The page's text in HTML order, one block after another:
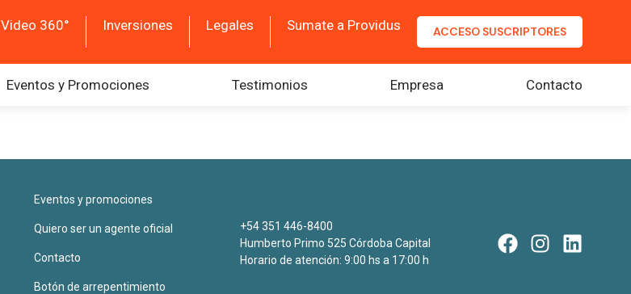
Video 360° Inversiones Legales Sumate a Providus ACCESO SUSCRIPTORES
Eventos y Promociones Testimonios Empresa Contacto
Eventos y promociones
Quiero ser un agente oficial
Contacto
Botón de arrepentimiento
+54 351 446-8400
Humberto Primo 525 Córdoba Capital
Horario de atención: 9:00 hs a 17:00 h